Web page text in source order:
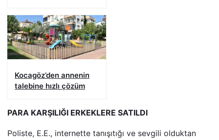
Kocagöz’den annenin
talebine hızlı çözüm
PARA KARŞILIĞI ERKEKLERE SATILDI
Poliste, E.E., internette tanışıtığı ve sevgili olduktan